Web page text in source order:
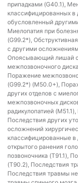
припадками (G40.1),
классифицированных в
обусловленный
Миелопатия при
(G99.2*),
с другими
Опоясывающий лишай
межпозвоночного
Поражение
(G99.2*) (M50.0+),
других отделов с
межпозвоночных
радикулопатией
Последствия других
осложнений
классифицированные в
открытого ранения
позвоночника (T91.1),
(T90.2), Последствия
Последствия травмы